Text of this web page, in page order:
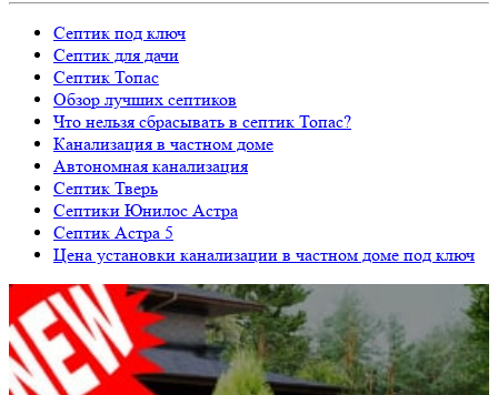
Септик под ключ
Септик для дачи
Септик Топас
Обзор лучших септиков
Что нельзя сбрасывать в септик Топас?
Канализация в частном доме
Автономная канализация
Септик Тверь
Септики Юнилос Астра
Септик Астра 5
Цена установки канализации в частном доме под ключ